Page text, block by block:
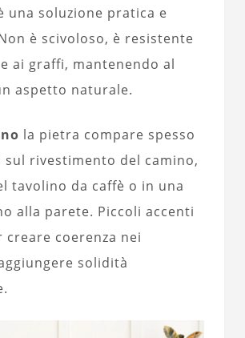
una soluzione pratica e
è scivoloso, è resistente
ai graffi, mantenendo al
aspetto naturale.
la pietra compare spesso
sul rivestimento del camino,
tavolino da caffè o in una
alla parete. Piccoli accenti
creare coerenza nei
solidità